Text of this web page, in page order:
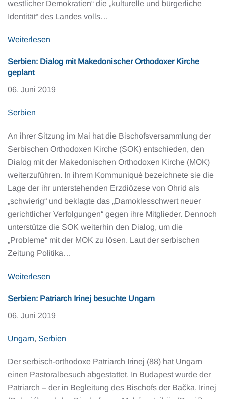
westlicher Demokratien“ die „kulturelle und bürgerliche
Identität“ des Landes volls…
Weiterlesen
Serbien: Dialog mit Makedonischer Orthodoxer Kirche
geplant
06. Juni 2019
Serbien
An ihrer Sitzung im Mai hat die Bischofsversammlung der
Serbischen Orthodoxen Kirche (SOK) entschieden, den
Dialog mit der Makedonischen Orthodoxen Kirche (MOK)
weiterzuführen. In ihrem Kommuniqué bezeichnete sie die
Lage der ihr unterstehenden Erzdiözese von Ohrid als
„schwierig“ und beklagte das „Damoklesschwert neuer
gerichtlicher Verfolgungen“ gegen ihre Mitglieder. Dennoch
unterstütze die SOK weiterhin den Dialog, um die
„Probleme“ mit der MOK zu lösen. Laut der serbischen
Zeitung Politika…
Weiterlesen
Serbien: Patriarch Irinej besuchte Ungarn
06. Juni 2019
Ungarn, Serbien
Der serbisch-orthodoxe Patriarch Irinej (88) hat Ungarn
einen Pastoralbesuch abgestattet. In Budapest wurde der
Patriarch – der in Begleitung des Bischofs der Bačka, Irinej